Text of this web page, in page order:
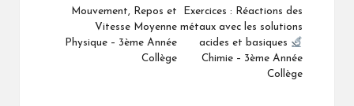
navigation
Exercices : Réactions des
métaux avec les solutions
acides et basiques
Chimie – 3ème Année
Collège
Mouvement, Repos et
Vitesse Moyenne
Physique – 3ème Année
Collège